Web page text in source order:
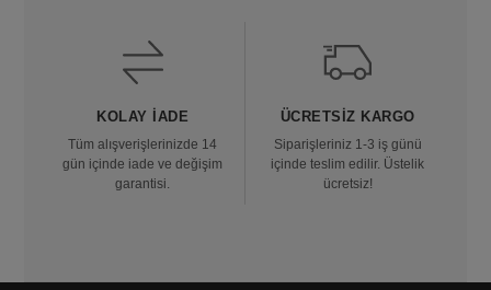
KOLAY İADE
Tüm alışverişlerinizde 14
gün içinde iade ve değişim
garantisi.
ÜCRETSIZ KARGO
Siparişleriniz 1-3 iş günü
içinde teslim edilir. Üstelik
ücretsiz!